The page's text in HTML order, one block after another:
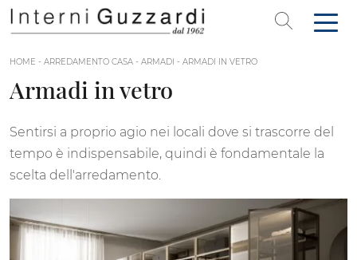
HOME - ARREDAMENTO CASA - ARMADI - ARMADI IN VETRO
Armadi in vetro
Sentirsi a proprio agio nei locali dove si trascorre del
tempo è indispensabile, quindi è fondamentale la
scelta dell'arredamento.